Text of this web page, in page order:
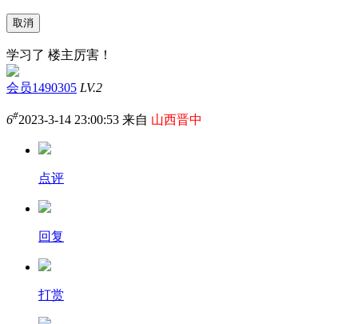
取消
学习了 楼主厉害！
会员1490305 LV.2
6#2023-3-14 23:00:53 来自 山西晋中
点评
回复
打赏